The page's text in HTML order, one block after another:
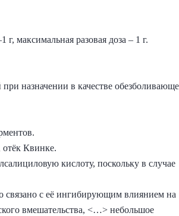
максимальная разовая доза – 1 г.
назначении в качестве
отёк Квинке.
кислоту, поскольку в случае
связано с её ингибирующим влиянием на
вмешательства, <…> небольшое